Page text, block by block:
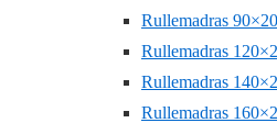
Rullemadras
Rullemadras
Rullemadras
Rullemadras